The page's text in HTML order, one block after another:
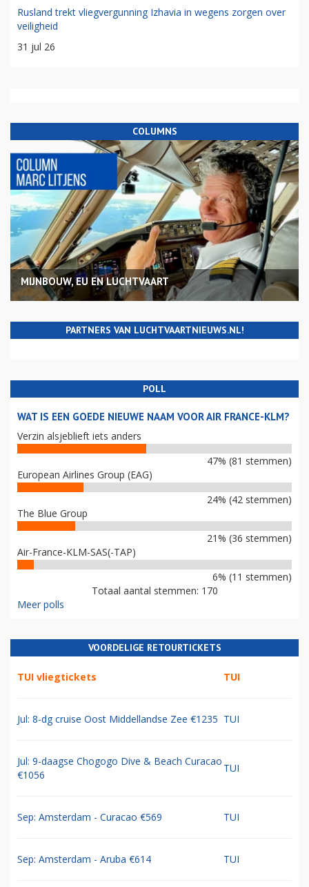
Rusland trekt vliegvergunning Izhavia in wegens zorgen over
veiligheid
31 jul 26
COLUMNS
MIJNBOUW, EU EN LUCHTVAART
PARTNERS VAN LUCHTVAARTNIEUWS.NL!
POLL
WAT IS EEN GOEDE NIEUWE NAAM VOOR AIR FRANCE-KLM?
Verzin alsjeblieft iets anders
47% (81 stemmen)
European Airlines Group (EAG)
24% (42 stemmen)
The Blue Group
21% (36 stemmen)
Air-France-KLM-SAS(-TAP)
6% (11 stemmen)
Totaal aantal stemmen: 170
Meer polls
VOORDELIGE RETOURTICKETS
TUI vliegtickets TUI
Jul: 8-dg cruise Oost Middellandse Zee €1235 TUI
Jul: 9-daagse Chogogo Dive & Beach Curacao
€1056
TUI
Sep: Amsterdam - Curacao €569 TUI
Sep: Amsterdam - Aruba €614 TUI